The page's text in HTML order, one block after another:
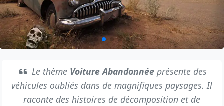
Le thème Voiture Abandonnéeprésente des
véhicules oubliés dans de magnifiques paysages. Il
raconte des histoires de décomposition et de